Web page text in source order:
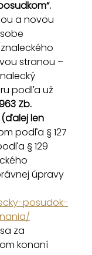
a novou
stranou –
podľa už
Zb.
len
podľa § 127
§ 129
úpravy
posudok-
za
konaní